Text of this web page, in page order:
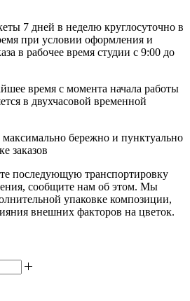
7 дней в неделю круглосуточно в
при условии оформления и
в рабочее время студии с 9:00 до
время с момента начала работы
в двухчасовой временной
бережно и пунктуально
заказов
последующую транспортировку
сообщите нам об этом. Мы
упаковке композиции,
внешних факторов на цветок.